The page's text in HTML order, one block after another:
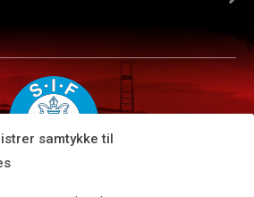
samtykke til